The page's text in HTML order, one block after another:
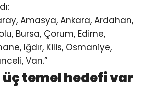
Amasya, Ankara, Ardahan,
Bursa, Çorum, Edirne,
Iğdır, Kilis, Osmaniye,
Van.”
üç temel hedefi var